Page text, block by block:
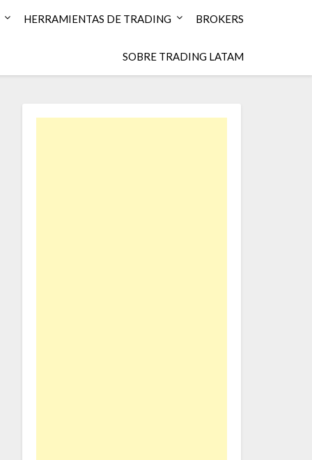
HERRAMIENTAS DE TRADING BROKERS
SOBRE TRADING LATAM